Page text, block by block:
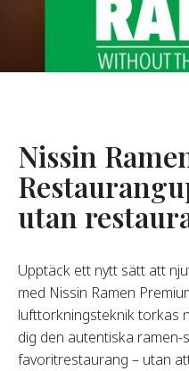
Vanliga
Nissin
utan
Upptäck ett nytt sätt att
med Nissin Ramen
lufttorkningsteknik torkas
dig den autentiska ramen-
favoritrestaurang – utan